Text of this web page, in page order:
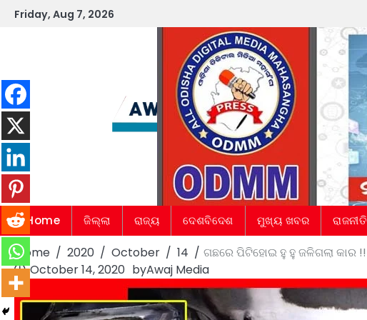
SkipFriday, Aug 7, 2026
Home ଜିଲ୍ଲା ରାଜ୍ୟ ଦେଶବିଦେଶ ମୁଖ୍ୟ ଖବର ରାଜନୀତି
Home 2020 October 14
ଗଛରେ ପିଟିହୋଇ ହୁ ହୁ ଜଳିଗଲା କାର !!
October 14, 2020 byAwaj Media